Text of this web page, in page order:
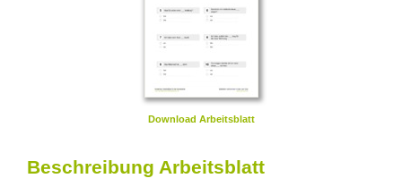
Download Arbeitsblatt
Beschreibung Arbeitsblatt